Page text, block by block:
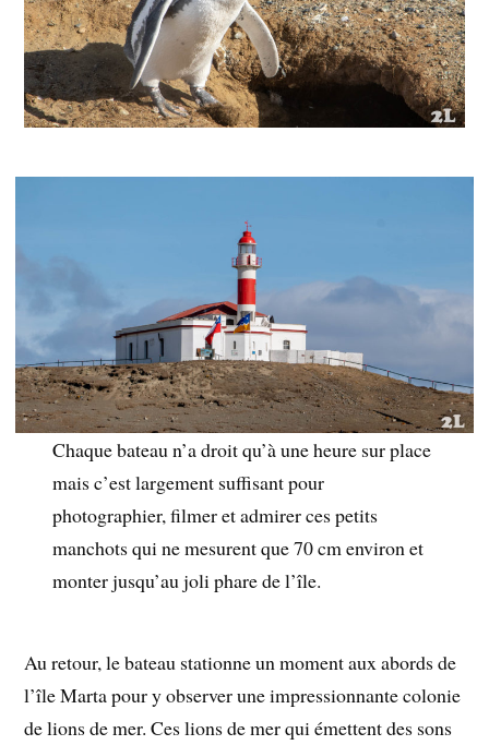
Chaque bateau n’a droit qu’à une heure sur place
mais c’est largement suffisant pour
photographier, filmer et admirer ces petits
manchots qui ne mesurent que 70 cm environ et
monter jusqu’au joli phare de l’île.
Au retour, le bateau stationne un moment aux abords de
l’île Marta pour y observer une impressionnante colonie
de lions de mer. Ces lions de mer qui émettent des sons